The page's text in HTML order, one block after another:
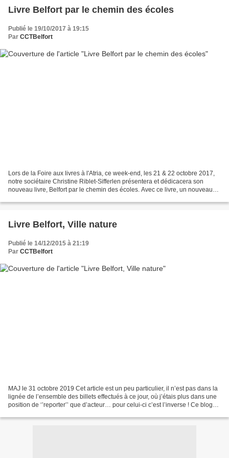
Livre Belfort par le chemin des écoles
Publié le 19/10/2017 à 19:15
Par CCTBelfort
Lors de la Foire aux livres à l'Atria, ce week-end, les 21 & 22 octobre 2017,
notre sociétaire Christine Riblet-Sifferlen présentera et dédicacera son
nouveau livre, Belfort par le chemin des écoles. Avec ce livre, un nouveau
Livre Belfort, Ville nature
Publié le 14/12/2015 à 21:19
Par CCTBelfort
MAJ le 31 octobre 2019 Cet article est un peu particulier, il n’est pas dans la
lignée de l’ensemble des billets effectués à ce jour, où j’étais plus dans une
position de ‘’reporter’’ que d’acteur… pour celui-ci c’est l’inverse ! Ce blog